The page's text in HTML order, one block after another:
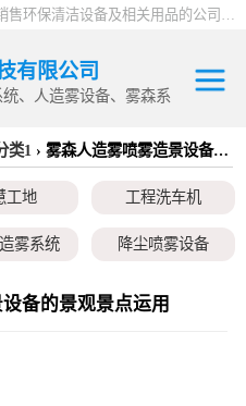
河南绿森环保科技有限公司一家专业销售环保清洁设备及相关用品的公司，产品包括：音乐喷泉、雾森系统、人造雾设备、景观人造雾、人造雾系统、小区喷雾设备、高压喷雾降尘设备、料仓喷雾除尘系统、喷雾降温加湿设备、郑州喷雾消毒设备，等八大系列上百个品种。
有限公司
、人造雾设备、雾森系
类1 › 雾森人造雾喷雾造景设备的景观景点运用
工地 工程洗车机
雾系统 降尘喷雾设备
尘雾桩 广场音乐喷泉
备的景观景点运用